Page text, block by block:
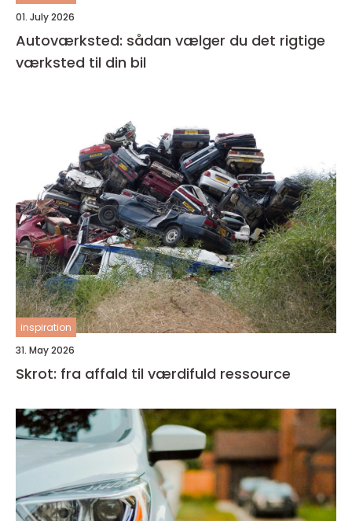
01. July 2026
Autoværksted: sådan vælger du det rigtige
værksted til din bil
inspiration
31. May 2026
Skrot: fra affald til værdifuld ressource